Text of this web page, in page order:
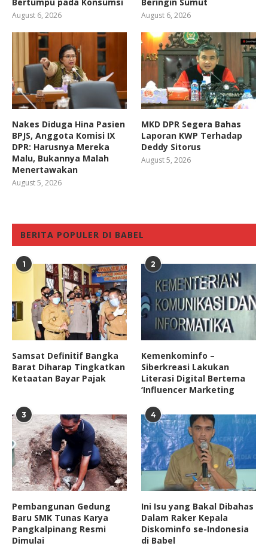
August 6, 2026 August 6, 2026
Nakes Diduga Hina Pasien
BPJS, Anggota Komisi IX
DPR: Harusnya Mereka
Malu, Bukannya Malah
Menertawakan
August 5, 2026
MKD DPR Segera Bahas
Laporan KWP Terhadap
Deddy Sitorus
August 5, 2026
BERITA POPULER DI BABEL
1
Samsat Definitif Bangka
Barat Diharap Tingkatkan
Ketaatan Bayar Pajak
2
Kemenkominfo –
Siberkreasi Lakukan
Literasi Digital Bertema
‘Influencer Marketing
3
Pembangunan Gedung
Baru SMK Tunas Karya
Pangkalpinang Resmi
Dimulai
4
Ini Isu yang Bakal Dibahas
Dalam Raker Kepala
Diskominfo se-Indonesia
di Babel